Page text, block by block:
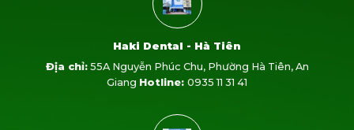
Haki Dental - Hà Tiên
Địa chỉ:55A Nguyễn Phúc Chu, Phường Hà Tiên, An
Giang Hotline: 0935 11 31 41